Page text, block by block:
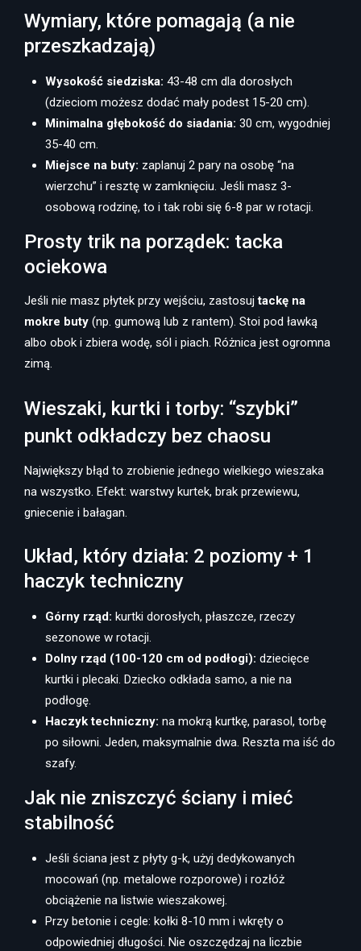
Wymiary, które pomagają (a nie
przeszkadzają)
Wysokość siedziska: 43-48 cm dla dorosłych
(dzieciom możesz dodać mały podest 15-20 cm).
Minimalna głębokość do siadania: 30 cm, wygodniej
35-40 cm.
Miejsce na buty: zaplanuj 2 pary na osobę “na
wierzchu” i resztę w zamknięciu. Jeśli masz 3-
osobową rodzinę, to i tak robi się 6-8 par w rotacji.
Prosty trik na porządek: tacka
ociekowa
Jeśli nie masz płytek przy wejściu, zastosujtackę na
mokre buty (np. gumową lub z rantem). Stoi pod ławką
albo obok i zbiera wodę, sól i piach. Różnica jest ogromna
zimą.
Wieszaki, kurtki i torby: “szybki”
punkt odkładczy bez chaosu
Największy błąd to zrobienie jednego wielkiego wieszaka
na wszystko. Efekt: warstwy kurtek, brak przewiewu,
gniecenie i bałagan.
Układ, który działa: 2 poziomy + 1
haczyk techniczny
Górny rząd: kurtki dorosłych, płaszcze, rzeczy
sezonowe w rotacji.
Dolny rząd (100-120 cm od podłogi): dziecięce
kurtki i plecaki. Dziecko odkłada samo, a nie na
podłogę.
Haczyk techniczny: na mokrą kurtkę, parasol, torbę
po siłowni. Jeden, maksymalnie dwa. Reszta ma iść do
szafy.
Jak nie zniszczyć ściany i mieć
stabilność
Jeśli ściana jest z płyty g-k, użyj dedykowanych
mocowań (np. metalowe rozporowe) i rozłóż
obciążenie na listwie wieszakowej.
Przy betonie i cegle: kołki 8-10 mm i wkręty o
odpowiedniej długości. Nie oszczędzaj na liczbie